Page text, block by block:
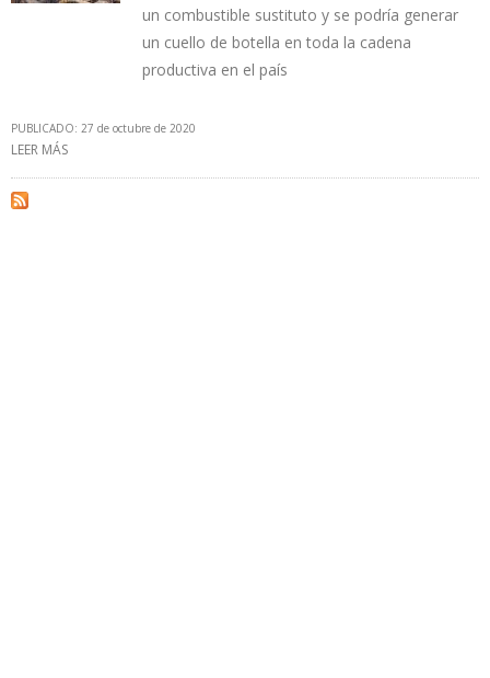
un combustible sustituto y se podría generar
un cuello de botella en toda la cadena
productiva en el país
PUBLICADO: 27 de octubre de 2020
LEER MÁS